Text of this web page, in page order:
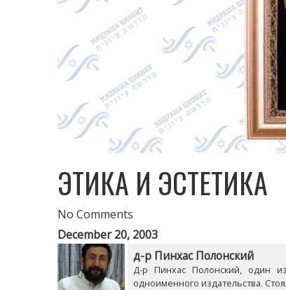
ЭТИКА И ЭСТЕТИКА
No Comments
December 20, 2003
д-р Пинхас Полонский
Д-р Пинхас Полонский, один
одноименного издательства.